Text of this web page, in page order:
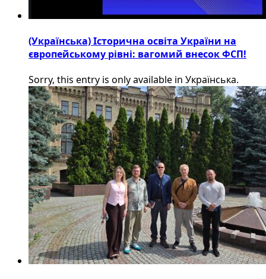
(Українська) Історична освіта України на
європейському рівні: вагомий внесок ФСП!
Sorry, this entry is only available in Українська.